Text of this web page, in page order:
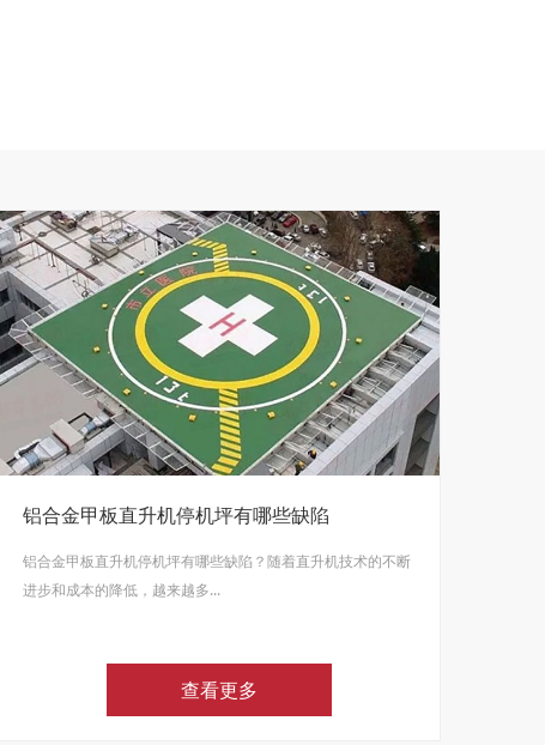
铝合金甲板直升机停机坪有哪些缺陷
铝合金甲板直升机停机坪有哪些缺陷？随着直升机技术的不断
进步和成本的降低，越来越多...
查看更多